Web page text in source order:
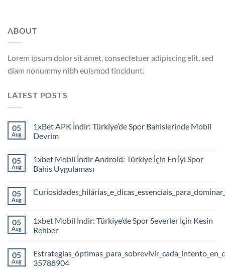
ABOUT
Lorem ipsum dolor sit amet, consectetuer adipiscing elit, sed
diam nonummy nibh euismod tincidunt.
LATEST POSTS
05
Aug
1xBet APK İndir: Türkiye’de Spor Bahislerinde Mobil
Devrim
05
Aug
1xbet Mobil İndir Android: Türkiye İçin En İyi Spor
Bahis Uygulaması
05
Aug
05
Aug
1xbet Mobil İndir: Türkiye’de Spor Severler İçin Kesin
Rehber
05
Aug
35788904